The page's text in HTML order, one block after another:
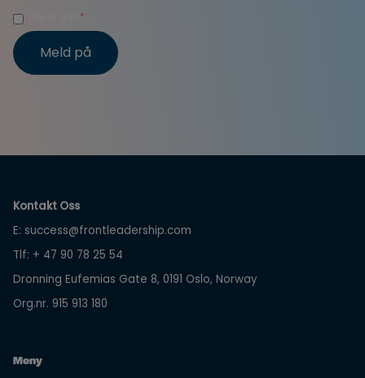
*
Kontakt Oss
E: success@frontleadership.com
Tlf: + 47 90 78 25 54
Dronning Eufemias Gate 8, 0191 Oslo, Norway
Org.nr. 915 913 180
Meny